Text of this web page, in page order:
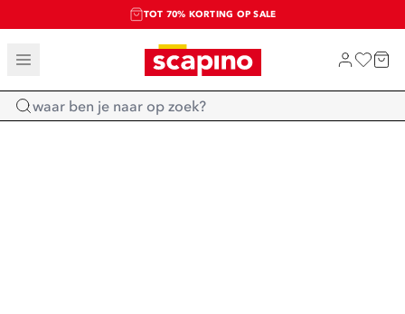
TOT 70% KORTING OP SALE
SALE: LAATSTE KANS!
SHOP NIEUW
Home